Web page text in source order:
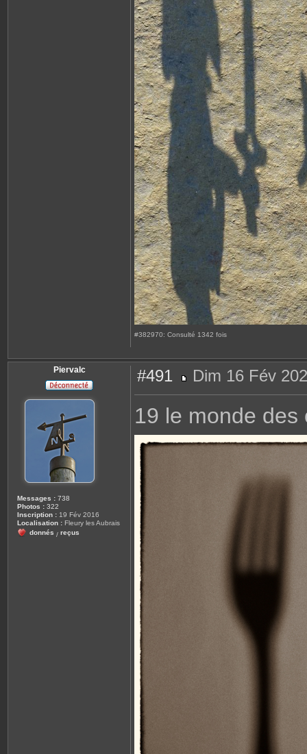
#382970: Consulté 1342 fois
Piervalc
Messages : 738
Photos : 322
Inscription : 19 Fév 2016
Localisation : Fleury les Aubrais
donnés / reçus
#491
e
e
Dim 16 Fév
19 le monde des